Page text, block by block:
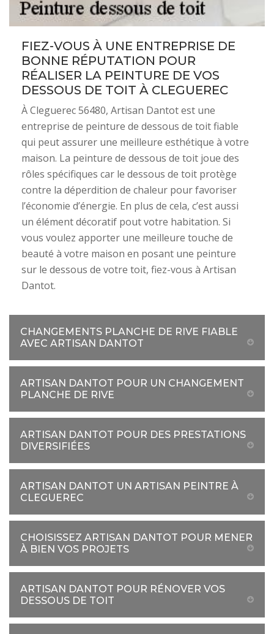
FIEZ-VOUS À UNE ENTREPRISE DE
BONNE RÉPUTATION POUR
RÉALISER LA PEINTURE DE VOS
DESSOUS DE TOIT À CLEGUEREC
À Cleguerec 56480, Artisan Dantot est une
entreprise de peinture de dessous de toit fiable
qui peut assurer une meilleure esthétique à votre
maison. La peinture de dessous de toit joue des
rôles spécifiques car le dessous de toit protège
contre la déperdition de chaleur pour favoriser
l’économie d’énergie. En plus de cela, c’est aussi
un élément décoratif pout votre habitation. Si
vous voulez apporter une meilleure touche de
beauté à votre maison en posant une peinture
sur le dessous de votre toit, fiez-vous à Artisan
Dantot.
CHANGEMENTS PLANCHE DE RIVE FIABLE
AVEC ARTISAN DANTOT
ARTISAN DANTOT POUR UN CHANGEMENT
PLANCHE DE RIVE
ARTISAN DANTOT POUR DES PRESTATIONS
DIVERSIFIÉES
ARTISAN DANTOT UN ARTISAN PEINTRE À
CLEGUEREC
CHOISISSEZ ARTISAN DANTOT POUR MENER
À BIEN VOS PROJETS
ARTISAN DANTOT POUR RÉNOVER VOS
DESSOUS DE TOIT